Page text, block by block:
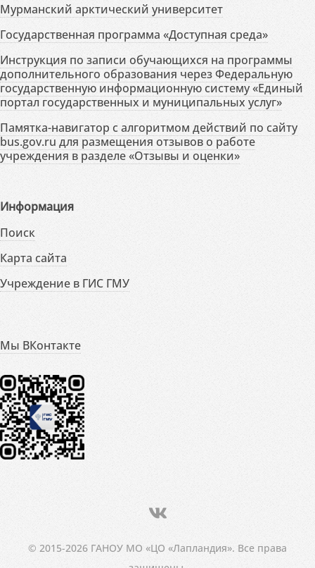
Мурманский арктический университет
Государственная программа «Доступная среда»
Инструкция по записи обучающихся на программы
дополнительного образования через Федеральную
государственную информационную систему «Единый
портал государственных и муниципальных услуг»
Памятка-навигатор с алгоритмом действий по сайту
bus.gov.ru для размещения отзывов о работе
учреждения в разделе «Отзывы и оценки»
Информация
Поиск
Карта сайта
Учреждение в ГИС ГМУ
Мы ВКонтакте
© 2015-2026 ГАНОУ МО «ЦО «Лапландия». Все права